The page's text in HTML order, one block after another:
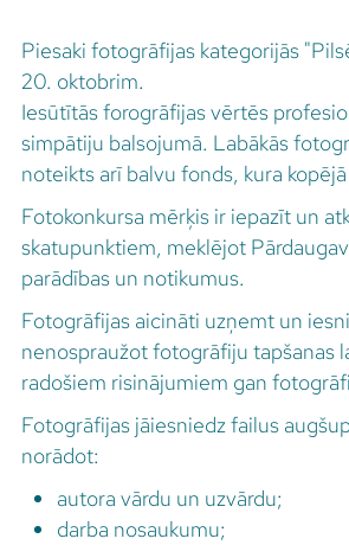
Piesaki fotogrāfijas kategorijās
20. oktobrim.
Iesūtītās forogrāfijas vērtēs
simpātiju balsojumā. Labākās
noteikts arī balvu fonds, kura
Fotokonkursa mērķis ir iepazīt un
skatupunktiem, meklējot
parādības un notikumus.
Fotogrāfijas aicināti uzņemt un
nenospraužot fotogrāfiju tapšanas
radošiem risinājumiem gan
Fotogrāfijas jāiesniedz failus
norādot:
autora vārdu un uzvārdu;
darba nosaukumu;